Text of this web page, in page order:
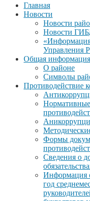
Главная
Новости
Новости
Новости
Управления
Общая информация
О районе
Символы
Противодействие
Формы
Сведения о
Информация
год